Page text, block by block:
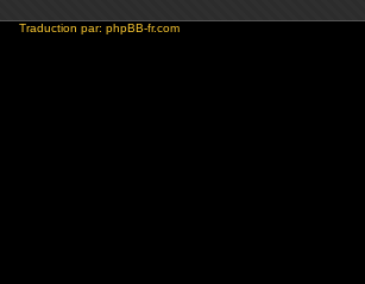
Traduction par: phpBB-fr.com